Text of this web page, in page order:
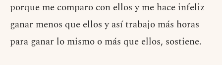
porque me comparo con ellos y me hace infeliz
ganar menos que ellos y así trabajo más horas
para ganar lo mismo o más que ellos, sostiene.